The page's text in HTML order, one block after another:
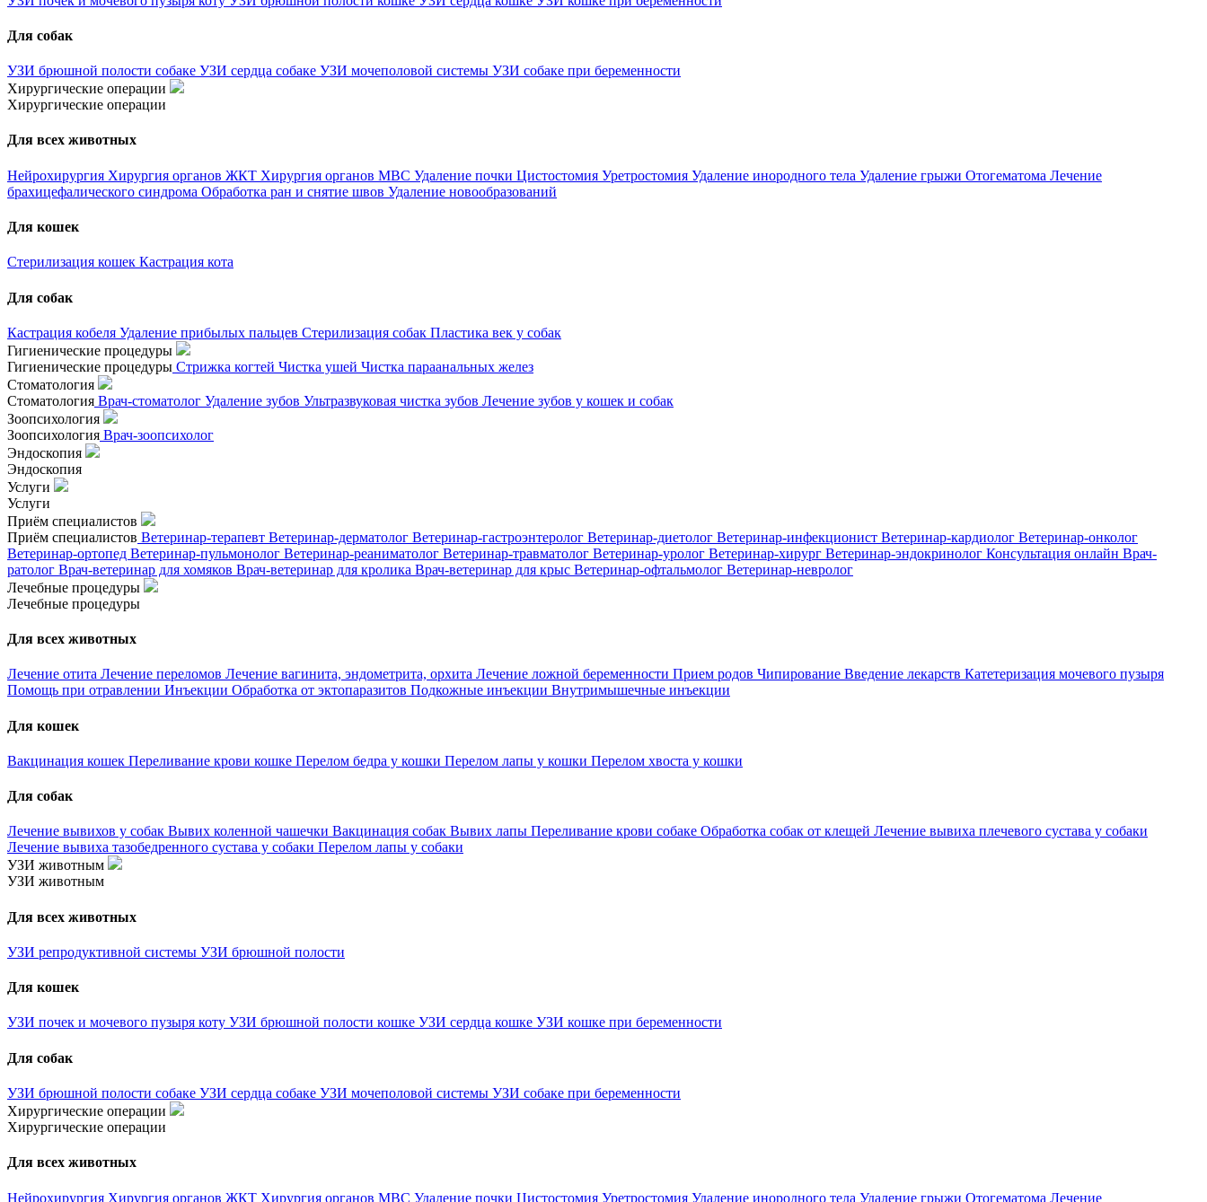
Для собак
УЗИ брюшной полости собаке УЗИ сердца собаке УЗИ мочеполовой системы УЗИ собаке при беременности
Хирургические операции
Хирургические операции
Для всех животных
Нейрохирургия Хирургия органов ЖКТ Хирургия органов МВС Удаление почки Цистостомия Уретростомия Удаление инородного тела Удаление грыжи Отогематома Лечение
брахицефалического синдрома Обработка ран и снятие швов Удаление новообразований
Для кошек
Стерилизация кошек Кастрация кота
Для собак
Кастрация кобеля Удаление прибылых пальцев Стерилизация собак Пластика век у собак
Гигиенические процедуры
Гигиенические процедуры Стрижка когтей Чистка ушей Чистка параанальных желез
Стоматология
Стоматология Врач-стоматолог Удаление зубов Ультразвуковая чистка зубов Лечение зубов у кошек и собак
Зоопсихология
Зоопсихология Врач-зоопсихолог
Эндоскопия
Эндоскопия
Услуги
Услуги
Приём специалистов
Приём специалистов Ветеринар-терапевт Ветеринар-дерматолог Ветеринар-гастроэнтеролог Ветеринар-диетолог Ветеринар-инфекционист Ветеринар-кардиолог Ветеринар-онколог
Ветеринар-ортопед Ветеринар-пульмонолог Ветеринар-реаниматолог Ветеринар-травматолог Ветеринар-уролог Ветеринар-хирург Ветеринар-эндокринолог Консультация онлайн Врач-
ратолог Врач-ветеринар для хомяков Врач-ветеринар для кролика Врач-ветеринар для крыс Ветеринар-офтальмолог Ветеринар-невролог
Лечебные процедуры
Лечебные процедуры
Для всех животных
Лечение отита Лечение переломов Лечение вагинита, эндометрита, орхита Лечение ложной беременности Прием родов Чипирование Введение лекарств Катетеризация мочевого пузыря
Помощь при отравлении Инъекции Обработка от эктопаразитов Подкожные инъекции Внутримышечные инъекции
Для кошек
Вакцинация кошек Переливание крови кошке Перелом бедра у кошки Перелом лапы у кошки Перелом хвоста у кошки
Для собак
Лечение вывихов у собак Вывих коленной чашечки Вакцинация собак Вывих лапы Переливание крови собаке Обработка собак от клещей Лечение вывиха плечевого сустава у собаки
Лечение вывиха тазобедренного сустава у собаки Перелом лапы у собаки
УЗИ животным
УЗИ животным
Для всех животных
УЗИ репродуктивной системы УЗИ брюшной полости
Для кошек
УЗИ почек и мочевого пузыря коту УЗИ брюшной полости кошке УЗИ сердца кошке УЗИ кошке при беременности
Для собак
УЗИ брюшной полости собаке УЗИ сердца собаке УЗИ мочеполовой системы УЗИ собаке при беременности
Хирургические операции
Хирургические операции
Для всех животных
Нейрохирургия Хирургия органов ЖКТ Хирургия органов МВС Удаление почки Цистостомия Уретростомия Удаление инородного тела Удаление грыжи Отогематома Лечение